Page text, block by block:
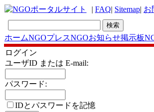
| FAQ| Sitemap| お
ホームNGOプレスNGOお知らせ掲示板
ログイン
ユーザID または E-mail:
パスワード:
IDとパスワードを記憶